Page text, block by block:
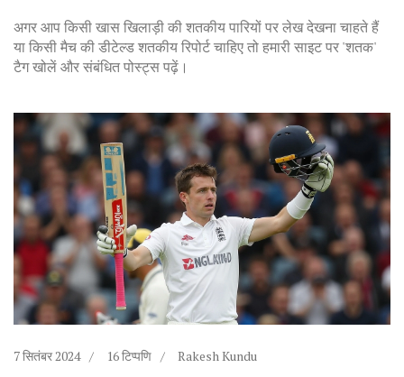
अगर आप किसी खास खिलाड़ी की शतकीय पारियों पर लेख देखना चाहते हैं
या किसी मैच की डीटेल्ड शतकीय रिपोर्ट चाहिए तो हमारी साइट पर 'शतक'
टैग खोलें और संबंधित पोस्ट्स पढ़ें।
7 सितंबर 2024 16 टिप्पणि Rakesh Kundu